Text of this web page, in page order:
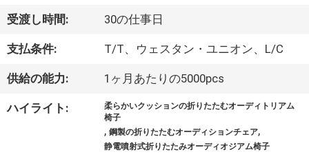
つ
い
て
工
受渡し時間: 30の仕事日
支払条件: T/T、ウェスタン・ユニオン、L/C
供給の能力: 1ヶ月あたりの5000pcs
ハイライト:
柔らかいクッションの折りたたむオーディトリアム
椅子
,鋼製の折りたたむオーディションチェア,
静電噴射式折りたたみオーディオジアム椅子